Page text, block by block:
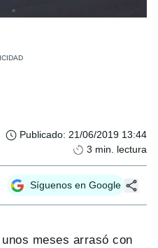
Publicado: 21/06/2019 13:44
3 min. lectura
Síguenos en Google
meses arrasó con